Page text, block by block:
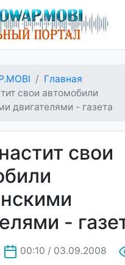
Главная
свои автомобили
двигателями - газета
свои
-
00:10 / 03.09.2008